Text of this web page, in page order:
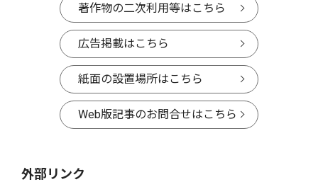
著作物の二次利用等はこちら
広告掲載はこちら
紙面の設置場所はこちら
Web版記事のお問合せはこちら
外部リンク